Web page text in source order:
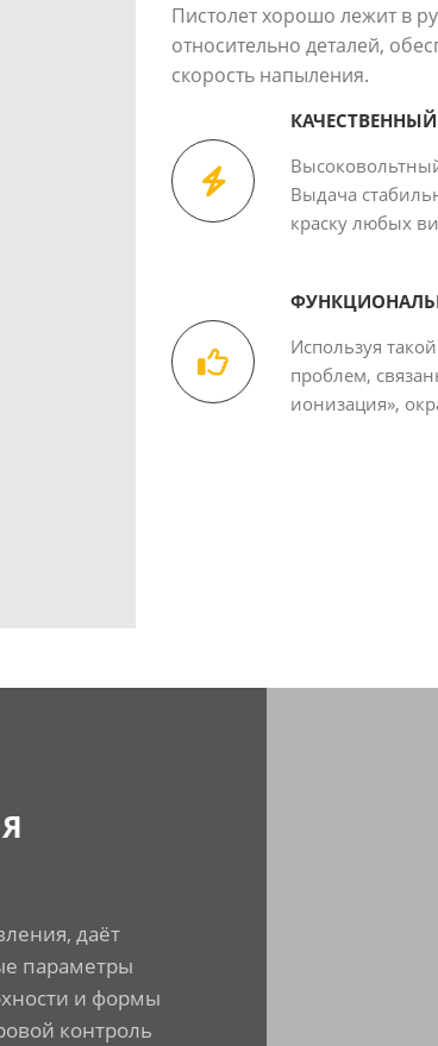
Пистолет хорошо лежит в
относительно деталей,
скорость напыления.
Выдача
краску любых
Используя
проблем,
ионизация»,
даёт
параметры
и формы
контроль